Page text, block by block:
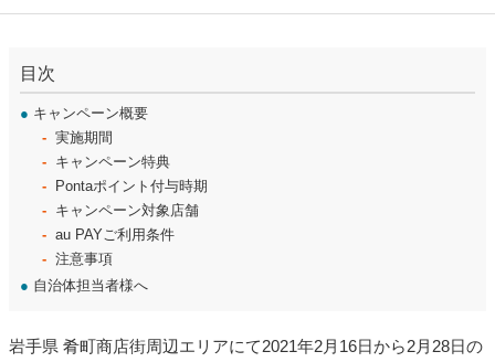
目次
● キャンペーン概要
実施期間
キャンペーン特典
Pontaポイント付与時期
キャンペーン対象店舗
au PAYご利用条件
注意事項
● 自治体担当者様へ
岩手県 肴町商店街周辺エリアにて2021年2月16日から2月28日の